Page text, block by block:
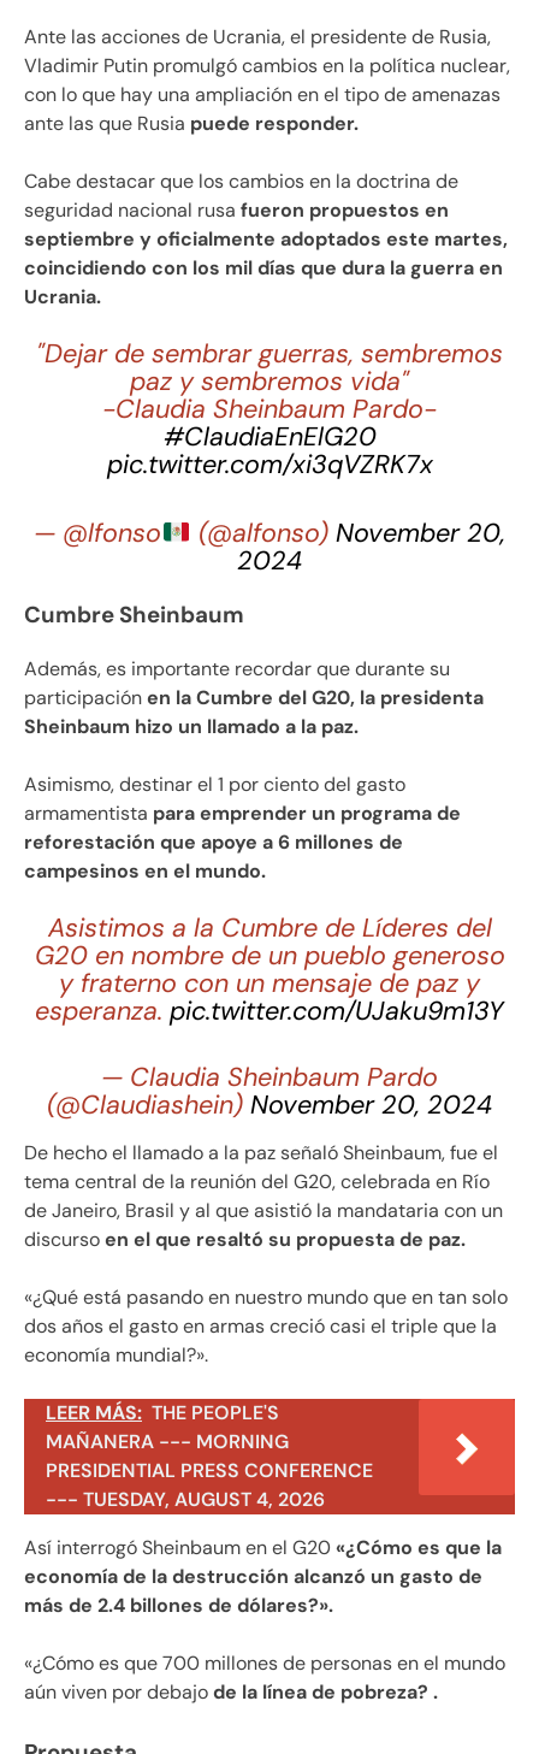
Ante las acciones de Ucrania, el presidente de Rusia,
Vladimir Putin promulgó cambios en la política nuclear,
con lo que hay una ampliación en el tipo de amenazas
ante las que Rusia puede responder.
Cabe destacar que los cambios en la doctrina de
seguridad nacional rusa fueron propuestos en
septiembre y oficialmente adoptados este martes,
coincidiendo con los mil días que dura la guerra en
Ucrania.
"Dejar de sembrar guerras, sembremos
paz y sembremos vida"
-Claudia Sheinbaum Pardo-
#ClaudiaEnElG20
pic.twitter.com/xi3qVZRK7x
— @lfonso (@alfonso) November 20,
2024
Cumbre Sheinbaum
Además, es importante recordar que durante su
participaciónen la Cumbre del G20, la presidenta
Sheinbaum hizo un llamado a la paz.
Asimismo, destinar el 1 por ciento del gasto
armamentista para emprender un programa de
reforestación que apoye a 6 millones de
campesinos en el mundo.
Asistimos a la Cumbre de Líderes del
G20 en nombre de un pueblo generoso
y fraterno con un mensaje de paz y
esperanza. pic.twitter.com/UJaku9m13Y
— Claudia Sheinbaum Pardo
(@Claudiashein) November 20, 2024
De hecho el llamado a la paz señaló Sheinbaum, fue el
tema central de la reunión del G20, celebrada en Río
de Janeiro, Brasil y al que asistió la mandataria con un
discursoen el que resaltó su propuesta de paz.
«¿Qué está pasando en nuestro mundo que en tan solo
dos años el gasto en armas creció casi el triple que la
economía mundial?».
LEER MÁS: THE PEOPLE'S
MAÑANERA --- MORNING
PRESIDENTIAL PRESS CONFERENCE
--- TUESDAY, AUGUST 4, 2026
Así interrogó Sheinbaum en el G20«¿Cómo es que la
economía de la destrucción alcanzó un gasto de
más de 2.4 billones de dólares?».
«¿Cómo es que 700 millones de personas en el mundo
aún viven por debajode la línea de pobreza? .